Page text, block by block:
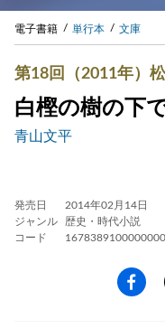
電子書籍 単行本 文庫
第18回（2011年）
白樫の樹の下
青山文平
発売日
2014年02月14日
ジャンル
歴史・時代小説
コード